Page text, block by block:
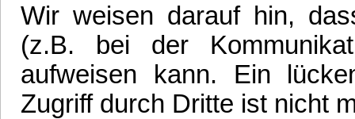
Wir weisen darauf hin,
(z.B. bei der
aufweisen kann. Ein
Zugriff durch Dritte ist nicht